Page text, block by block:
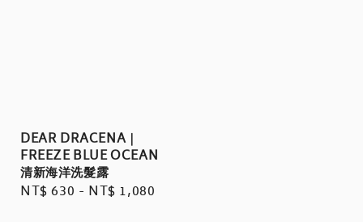
DEAR DRACENA｜
FREEZE BLUE OCEAN
清新海洋洗髮露
Regular
NT$ 630 - NT$ 1,080